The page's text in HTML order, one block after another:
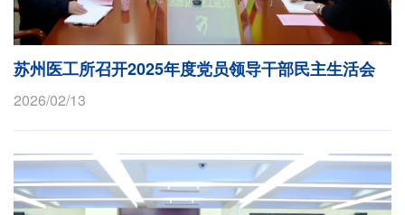
苏州医工所召开2025年度党员领导干部民主生活会
2026/02/13